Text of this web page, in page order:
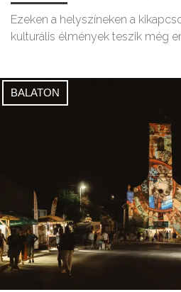
Ezeken a helyszíneken a
kulturális élmények teszik még
BALATON